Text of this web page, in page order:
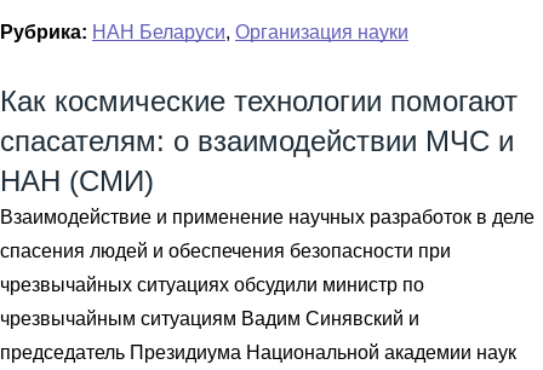
Рубрика: НАН Беларуси, Организация науки
Как космические технологии помогают
спасателям: о взаимодействии МЧС и
НАН (СМИ)
Взаимодействие и применение научных разработок в деле
спасения людей и обеспечения безопасности при
чрезвычайных ситуациях обсудили министр по
чрезвычайным ситуациям Вадим Синявский и
председатель Президиума Национальной академии наук